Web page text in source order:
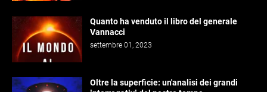
Quanto ha venduto il libro del generale
Vannacci
settembre 01, 2023
Oltre la superficie: un'analisi dei grandi